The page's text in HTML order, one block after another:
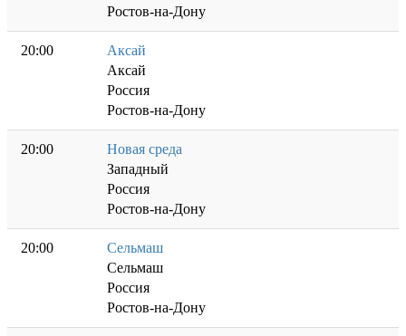
Ростов-на-Дону
20:00
Аксай
Аксай
Россия
Ростов-на-Дону
20:00
Новая среда
Западный
Россия
Ростов-на-Дону
20:00
Сельмаш
Сельмаш
Россия
Ростов-на-Дону